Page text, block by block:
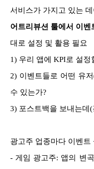
서비스가 가지고 있는
어트리뷰션 툴에서 이벤
대로 설정 및 활용 필요
1) 우리 앱에 KPI로 설
2) 이벤트들로 어떤 유
수 있는가?
3) 포스트백을 보내는데
광고주 업종마다 이벤트
- 게임 광고주: 앱의 변